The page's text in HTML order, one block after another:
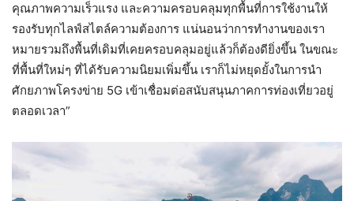
คุณภาพความเร็วแรง และความครอบคลุมทุกพื้นที่การใช้งานให้
รองรับทุกไลฟ์สไตล์ความต้องการ แน่นอนว่าการทำงานของเรา
หมายรวมถึงพื้นที่เดิมที่เคยครอบคลุมอยู่แล้วก็ต้องดียิ่งขึ้น ในขณะ
ที่พื้นที่ใหม่ๆ ที่ได้รับความนิยมเพิ่มขึ้น เราก็ไม่หยุดยั้งในการนำ
ศักยภาพโครงข่าย 5G เข้าเชื่อมต่อสนับสนุนภาคการท่องเที่ยวอยู่
ตลอดเวลา”